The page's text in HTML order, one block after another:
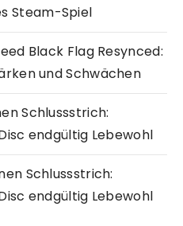
Steam-Spiel
Black Flag Resynced:
und Schwächen
Schlussstrich:
endgültig Lebewohl
Schlussstrich:
endgültig Lebewohl